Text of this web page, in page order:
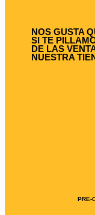
NOS GUSTA
SI TE
DE LAS
NUESTRA
PRE-